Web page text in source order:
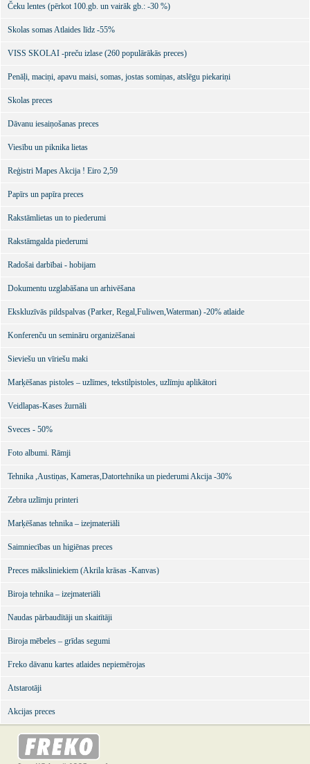
Čeku lentes (pērkot 100.gb. un vairāk gb.: -30 %)
Skolas somas Atlaides līdz -55%
VISS SKOLAI -preču izlase (260 populārākās preces)
Penāļi, maciņi, apavu maisi, somas, jostas somiņas, atslēgu piekariņi
Skolas preces
Dāvanu iesaiņošanas preces
Viesību un piknika lietas
Reģistri Mapes Akcija ! Eiro 2,59
Papīrs un papīra preces
Rakstāmlietas un to piederumi
Rakstāmgalda piederumi
Radošai darbībai - hobijam
Dokumentu uzglabāšana un arhivēšana
Ekskluzīvās pildspalvas (Parker, Regal,Fuliwen,Waterman) -20% atlaide
Konferenču un semināru organizēšanai
Sieviešu un vīriešu maki
Marķēšanas pistoles – uzlīmes, tekstilpistoles, uzlīmju aplikātori
Veidlapas-Kases žurnāli
Sveces - 50%
Foto albumi. Rāmji
Tehnika ,Austiņas, Kameras,Datortehnika un piederumi Akcija -30%
Zebra uzlīmju printeri
Marķēšanas tehnika – izejmateriāli
Saimniecības un higiēnas preces
Preces māksliniekiem (Akrila krāsas -Kanvas)
Biroja tehnika – izejmateriāli
Naudas pārbaudītāji un skaitītāji
Biroja mēbeles – grīdas segumi
Freko dāvanu kartes atlaides nepiemērojas
Atstarotāji
Akcijas preces